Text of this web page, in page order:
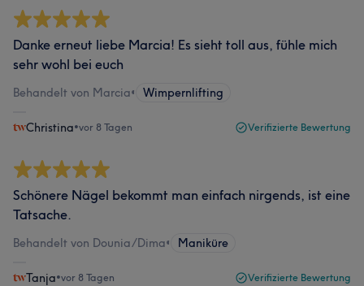
Danke erneut liebe Marcia! Es sieht toll aus, fühle mich
sehr wohl bei euch
Behandelt von Marcia• Wimpernlifting
Christina•vor 8 Tagen Verifizierte Bewertung
Schönere Nägel bekommt man einfach nirgends, ist eine
Tatsache.
Behandelt von Dounia/Dima• Maniküre
Tanja•vor 8 Tagen Verifizierte Bewertung